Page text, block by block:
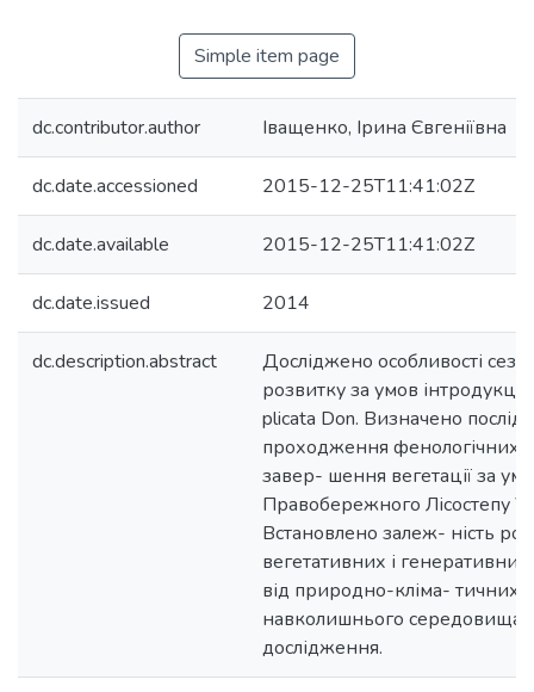
Simple item page
dc.contributor.author Іващенко, Ірина Євгеніївна
dc.date.accessioned 2015-12-25T11:41:02Z
dc.date.available 2015-12-25T11:41:02Z
dc.date.issued 2014
dc.description.abstract
Досліджено особливості
розвитку за умов
plicata Don. Визначено
проходження фенологічних
завер- шення вегетації за
Правобережного Лісостепу
Встановлено залеж- ність
вегетативних і
від природно-кліма- тичних
навколишнього середовища в
дослідження.